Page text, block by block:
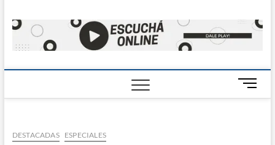
B
o
DESTACADAS ESPECIALES